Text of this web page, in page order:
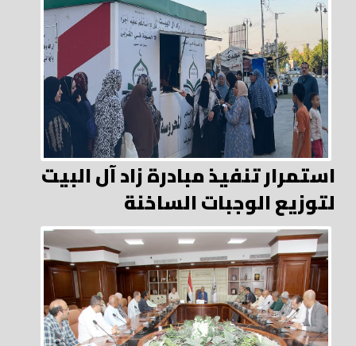
استمرار تنفيذ مبادرة زاد آل البيت
لتوزيع الوجبات الساخنة